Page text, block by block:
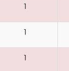
1
1
1